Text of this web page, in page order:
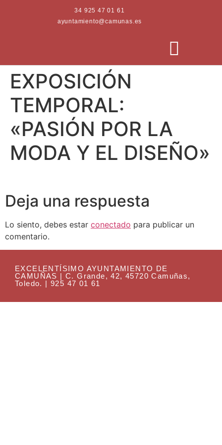
34 925 47 01 61
ayuntamiento@camunas.es
EXPOSICIÓN
TEMPORAL:
«PASIÓN POR LA
MODA Y EL DISEÑO»
Deja una respuesta
Lo siento, debes estar conectado para publicar un
comentario.
EXCELENTÍSIMO AYUNTAMIENTO DE
CAMUÑAS | C. Grande, 42, 45720 Camuñas,
Toledo. | 925 47 01 61